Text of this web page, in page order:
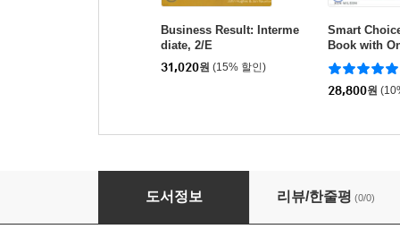
Business Result: Interme
diate, 2/E
31,020원 (15% 할인)
Smart
Book with
e, 4/E
28,800원
Business Result Elementary Students
도서정보 리뷰/한줄평 (0/0)